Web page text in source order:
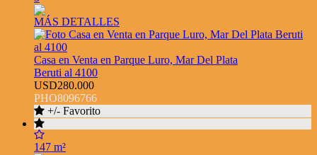
MÁS DETALLES
Casa en Venta en Parque Luro, Mar Del Plata
Beruti al 4100
USD280.000
PHO8096766
+/- Favorito
147 m²